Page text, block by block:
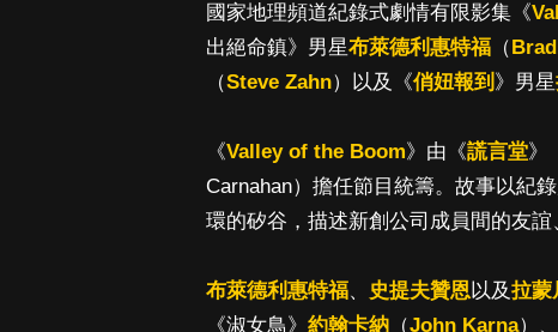
國家地理頻道紀錄式劇情有限影集《
出絕命鎮》男星布萊德利惠特福 （
（Steve Zahn）以及《俏妞報到 》男星
《Valley of the Boom》由《謊言堂》
Carnahan）擔任節目統籌。故事以紀
環的矽谷，描述新創公司成員間的友誼
布萊德利惠特福、 史提夫贊恩以及拉蒙
《淑女鳥》 約翰卡納 （John Karna）